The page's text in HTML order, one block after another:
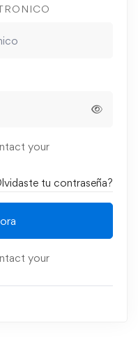
your
tu contraseña?
your